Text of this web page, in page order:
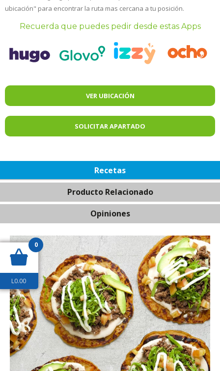
ubicación" para encontrar la ruta mas cercana a tu posición.
Recuerda que puedes pedir desde estas Apps
VER UBICACIÓN
SOLICITAR APARTADO
Recetas
Producto Relacionado
Opiniones
0
L0.00